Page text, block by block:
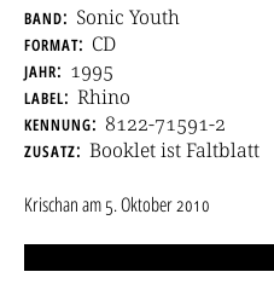
band Sonic Youth
format CD
jahr 1995
label Rhino
kennung 8122-71591-2
zusatz Booklet ist Faltblatt
Krischanam5. Oktober 2010